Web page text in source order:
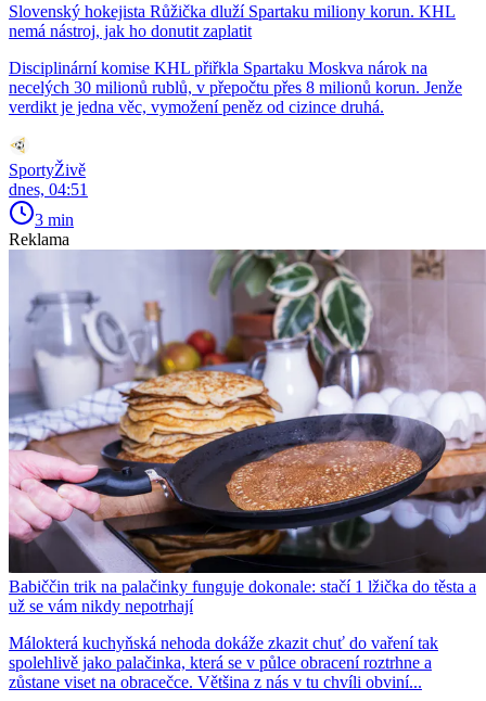
Slovenský hokejista Růžička dluží Spartaku miliony korun. KHL
nemá nástroj, jak ho donutit zaplatit
Disciplinární komise KHL přiřkla Spartaku Moskva nárok na
necelých 30 milionů rublů, v přepočtu přes 8 milionů korun. Jenže
verdikt je jedna věc, vymožení peněz od cizince druhá.
SportyŽivě
dnes, 04:51
3 min
Reklama
Babiččin trik na palačinky funguje dokonale: stačí 1 lžička do těsta a
už se vám nikdy nepotrhají
Málokterá kuchyňská nehoda dokáže zkazit chuť do vaření tak
spolehlivě jako palačinka, která se v půlce obracení roztrhne a
zůstane viset na obracečce. Většina z nás v tu chvíli obviní...